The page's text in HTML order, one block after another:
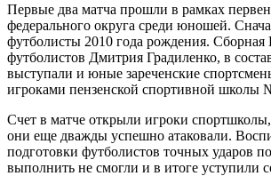
Первые два матча прошли в рамках
федерального округа среди юношей.
футболисты 2010 года рождения. Сборная
футболистов Дмитрия Градиленко, в
выступали и юные зареченские
игроками пензенской спортивной школы
Счет в матче открыли игроки
они еще дважды успешно атаковали.
подготовки футболистов точных ударов
выполнить не смогли и в итоге уступили